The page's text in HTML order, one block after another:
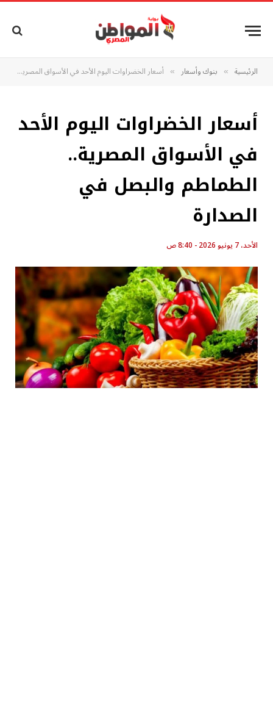
الرئيسية » بنوك وأسعار » أسعار الخضراوات اليوم الأحد في الأسواق المصرية.. الطماطم والبصل في الصدارة
أسعار الخضراوات اليوم الأحد
في الأسواق المصرية..
الطماطم والبصل في
الصدارة
الأحد، 7 يونيو 2026 - 8:40 ص